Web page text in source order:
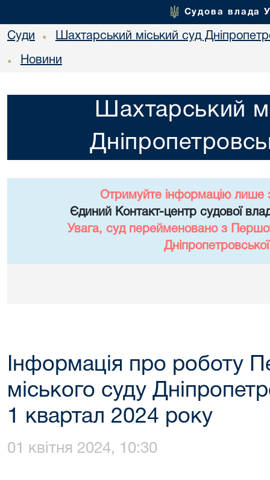
Судова влада
Суди • Шахтарський міський суд
• Новини
Шахтарський
Отримуйте інформацію лише
Єдиний Контакт-центр судової
Увага, суд перейменовано з
Інформація про роботу
міського суду
1 квартал 2024 року
01 квітня 2024, 10:30